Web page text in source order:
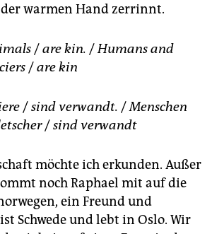
warmen Hand zerrinnt.
/are kin. /Humans and
/are kin
/sind verwandt. /Menschen
/sind verwandt
möchte ich erkunden. Außer
noch Raphael mit auf die
ein Freund und
Schwede und lebt in Oslo. Wir